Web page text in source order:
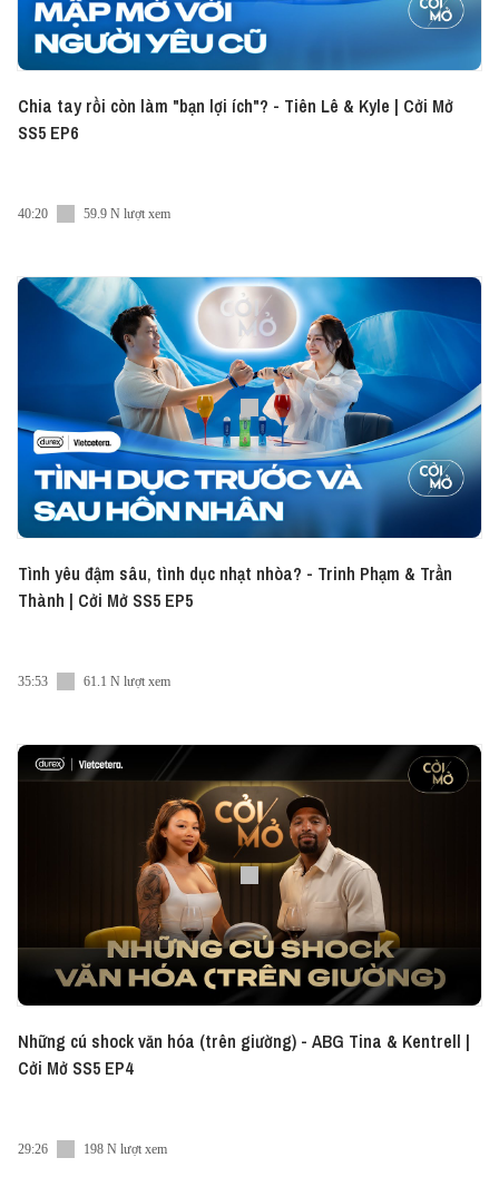
Chia tay rồi còn làm "bạn lợi ích"? - Tiên Lê & Kyle | Cởi Mở
SS5 EP6
40:20 59.9 N lượt xem
Tình yêu đậm sâu, tình dục nhạt nhòa? - Trinh Phạm & Trần
Thành | Cởi Mở SS5 EP5
35:53 61.1 N lượt xem
Những cú shock văn hóa (trên giường) - ABG Tina & Kentrell |
Cởi Mở SS5 EP4
29:26 198 N lượt xem